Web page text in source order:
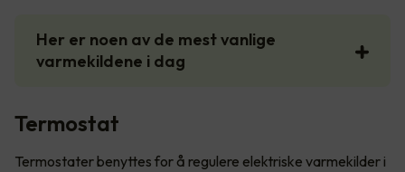
Her er noen av de mest vanlige
varmekildene i dag
Termostat
Termostater benyttes for å regulere elektriske varmekilder i